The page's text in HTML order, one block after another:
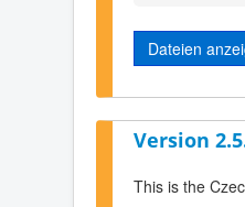
Dateien
Version
This is the